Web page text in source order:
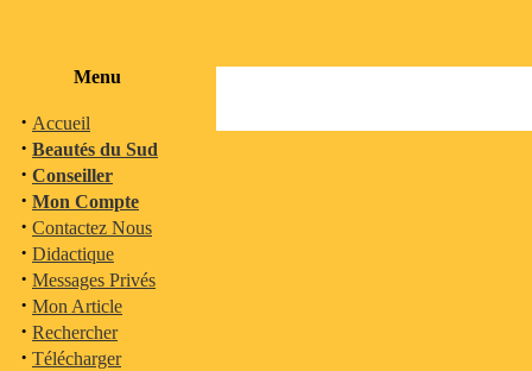
Menu
· Accueil
· Beautés du Sud
· Conseiller
· Mon Compte
· Contactez Nous
· Didactique
· Messages Privés
· Mon Article
· Rechercher
· Télécharger